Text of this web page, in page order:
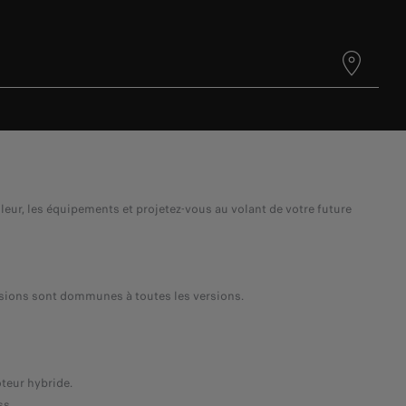
les équipements et projetez-vous au volant de votre future
sont dommunes à toutes les versions.
hybride.